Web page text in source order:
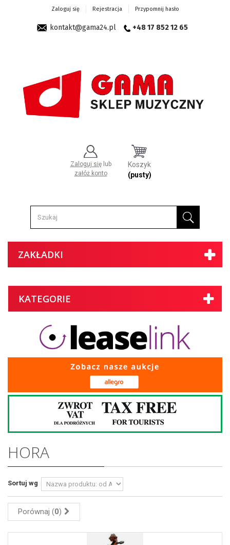
Zaloguj się Rejestracja Przypomnij hasło
kontakt@gama24.pl +48 17 852 12 65
Zaloguj się lub
załóż konto
Koszyk
(pusty)
ZAKŁADKI
KATEGORIE
HORA
Sortuj wg
Porównaj (0)